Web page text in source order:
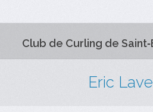
Club de Curling de
Eric